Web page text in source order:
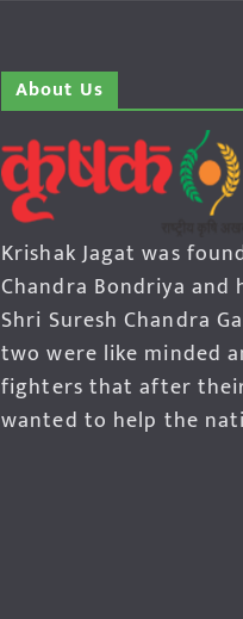
About Us
Krishak Jagat was
Chandra Bondriya
Shri Suresh Chandra
two were like minded
fighters that after
wanted to help the